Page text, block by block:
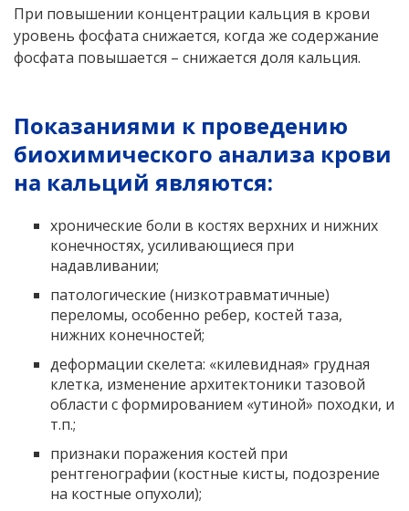
При повышении концентрации кальция в крови
уровень фосфата снижается, когда же содержание
фосфата повышается – снижается доля кальция.
Показаниями к проведению
биохимического анализа крови
на кальций являются:
хронические боли в костях верхних и нижних
конечностях, усиливающиеся при
надавливании;
патологические (низкотравматичные)
переломы, особенно ребер, костей таза,
нижних конечностей;
деформации скелета: «килевидная» грудная
клетка, изменение архитектоники тазовой
области с формированием «утиной» походки, и
т.п.;
признаки поражения костей при
рентгенографии (костные кисты, подозрение
на костные опухоли);